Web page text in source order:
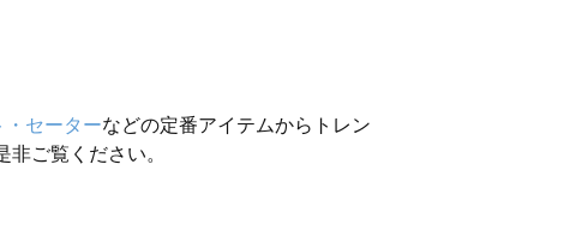
・セーターなどの定番アイテムからトレン
ご覧ください。